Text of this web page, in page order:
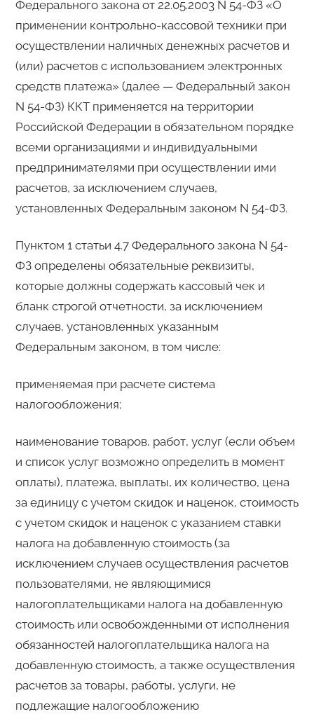
Федерального закона от 22.05.2003 N 54-ФЗ «О
применении контрольно-кассовой техники при
осуществлении наличных денежных расчетов и
(или) расчетов с использованием электронных
средств платежа» (далее — Федеральный закон
N 54-ФЗ) ККТ применяется на территории
Российской Федерации в обязательном порядке
всеми организациями и индивидуальными
предпринимателями при осуществлении ими
расчетов, за исключением случаев,
установленных Федеральным законом N 54-ФЗ.
Пунктом 1 статьи 4.7 Федерального закона N 54-
ФЗ определены обязательные реквизиты,
которые должны содержать кассовый чек и
бланк строгой отчетности, за исключением
случаев, установленных указанным
Федеральным законом, в том числе:
применяемая при расчете система
налогообложения;
наименование товаров, работ, услуг (если объем
и список услуг возможно определить в момент
оплаты), платежа, выплаты, их количество, цена
за единицу с учетом скидок и наценок, стоимость
с учетом скидок и наценок с указанием ставки
налога на добавленную стоимость (за
исключением случаев осуществления расчетов
пользователями, не являющимися
налогоплательщиками налога на добавленную
стоимость или освобожденными от исполнения
обязанностей налогоплательщика налога на
добавленную стоимость, а также осуществления
расчетов за товары, работы, услуги, не
подлежащие налогообложению